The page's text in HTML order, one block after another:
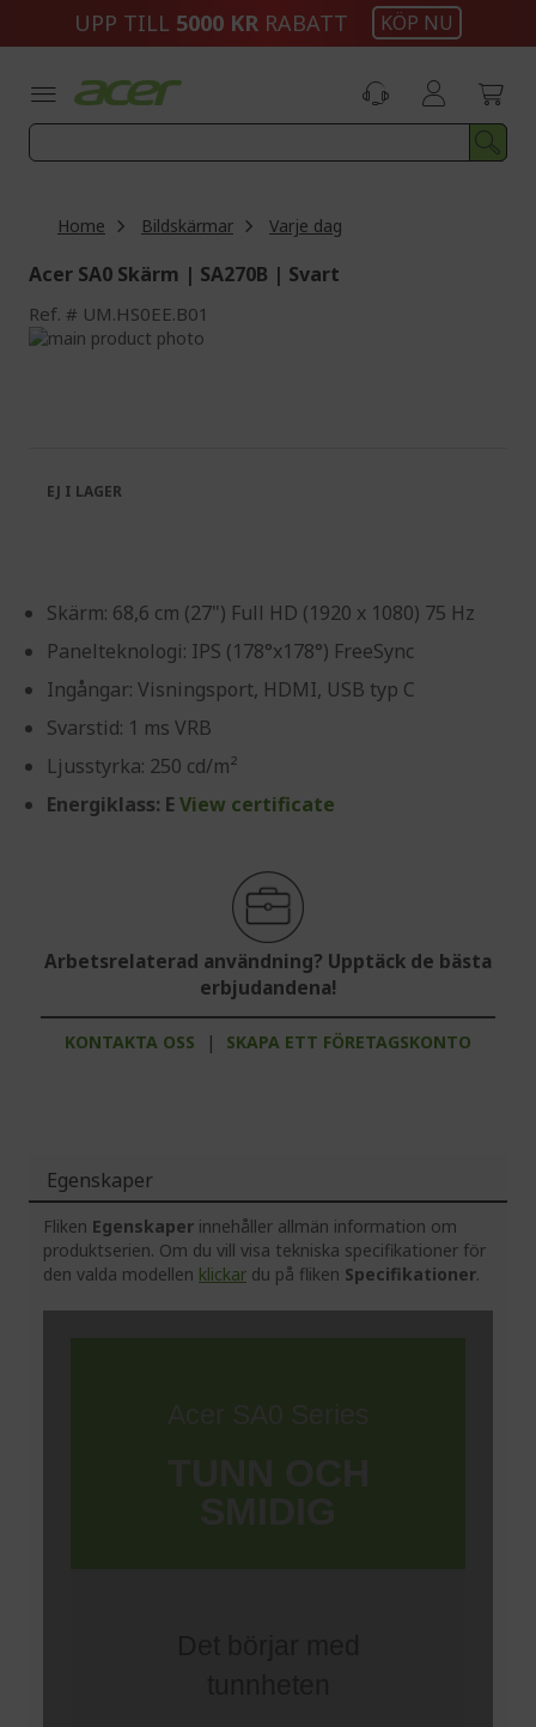
UPP TILL 5000 KR RABATT KÖP NU
Home Bildskärmar Varje dag
Acer SA0 Skärm | SA270B | Svart
Ref. UM.HS0EE.B01
Skip
images
gallery
the
images
Skärm: 68,6 cm (27") Full HD (1920 x 1080) 75 Hz
Panelteknologi: IPS (178°x178°) FreeSync
Ingångar: Visningsport, HDMI, USB typ C
Svarstid: 1 ms VRB
Ljusstyrka: 250 cd/m²
Energiklass: E View certificate
Arbetsrelaterad användning? Upptäck de bästa
erbjudandena!
KONTAKTA OSS | SKAPA ETT FÖRETAGSKONTO
EJ I LAGER
Egenskaper
Fliken Egenskaper innehåller allmän information om
produktserien. Om du vill visa tekniska specifikationer för
den valda modellen klickar du på fliken Specifikationer.